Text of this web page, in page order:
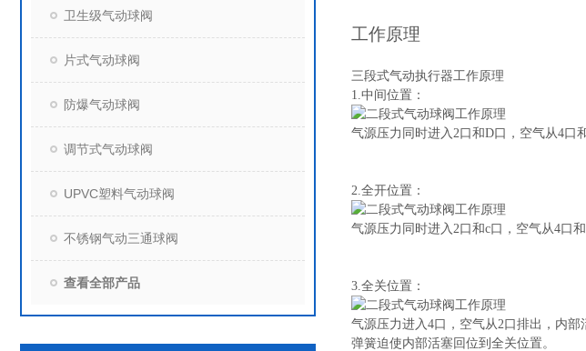
卫生级气动球阀
片式气动球阀
防爆气动球阀
调节式气动球阀
UPVC塑料气动球阀
不锈钢气动三通球阀
查看全部产品
工作原理
三段式气动执行器工作原理
1.中间位置：
气源压力同时进入2口和D口，空气从4口
2.全开位置：
气源压力同时进入2口和c口，空气从4口
3.全关位置：
气源压力进入4口，空气从2口排出，内部
弹簧迫使内部活塞回位到全关位置。